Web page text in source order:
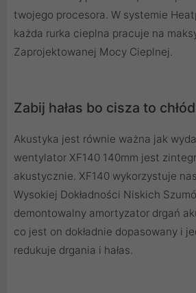
twojego procesora. W systemie
każda rurka cieplna pracuje na
Zaprojektowanej Mocy Cieplnej.
Zabij hałas bo cisza to chłód
Akustyka jest równie ważna jak
wentylator XF140 140mm jest
akustycznie. XF140 wykorzystuje
Wysokiej Dokładności Niskich
demontowalny amortyzator drgań
co jest on dokładnie dopasowany i
redukuje drgania i hałas.